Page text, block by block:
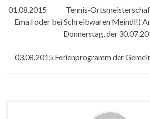
01.08.2015 Tennis-Ortsmeisterschaft
Email oder bei Schreibwaren Meindl!)
Donnerstag, der
03.08.2015 Ferienprogramm der